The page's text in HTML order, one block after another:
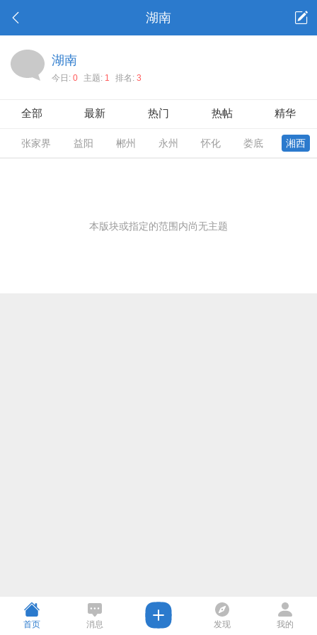
湖南
湖南
今日: 0 主题: 1 排名: 3
全部 最新 热门 热帖 精华
张家界 益阳 郴州 永州 怀化 娄底 湘西
本版块或指定的范围内尚无主题
首页 消息 发现 我的